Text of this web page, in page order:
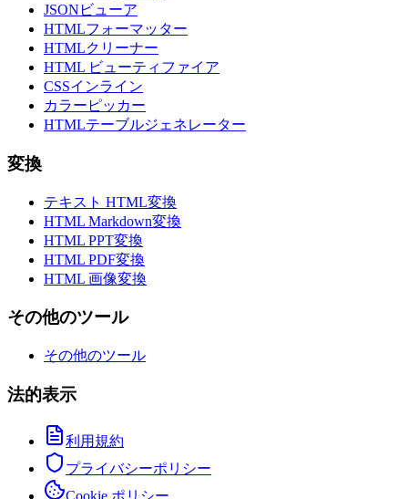
JSONビューア
HTMLフォーマッター
HTMLクリーナー
HTML ビューティファイア
CSSインライン
カラーピッカー
HTMLテーブルジェネレーター
変換
テキスト HTML変換
HTML Markdown変換
HTML PPT変換
HTML PDF変換
HTML 画像変換
その他のツール
その他のツール
法的表示
利用規約
プライバシーポリシー
Cookie ポリシー